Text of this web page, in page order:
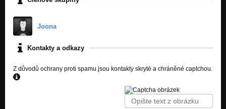
Joona
Kontakty a odkazy
Z důvodů ochrany proti spamu jsou kontakty skryté a chráněné captchou.